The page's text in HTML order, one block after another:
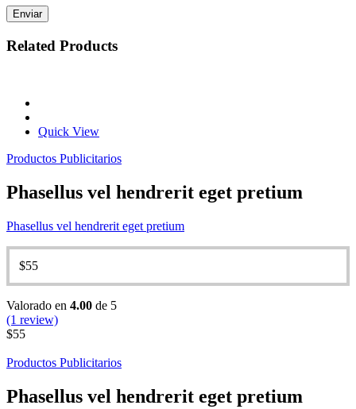
Related Products
Quick View
Productos Publicitarios
Phasellus vel hendrerit eget pretium
Phasellus vel hendrerit eget pretium
$55
Valorado en 4.00 de 5
(1 review)
$55
Productos Publicitarios
Phasellus vel hendrerit eget pretium